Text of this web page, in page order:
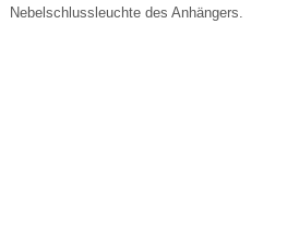
Nebelschlussleuchte des Anhängers.